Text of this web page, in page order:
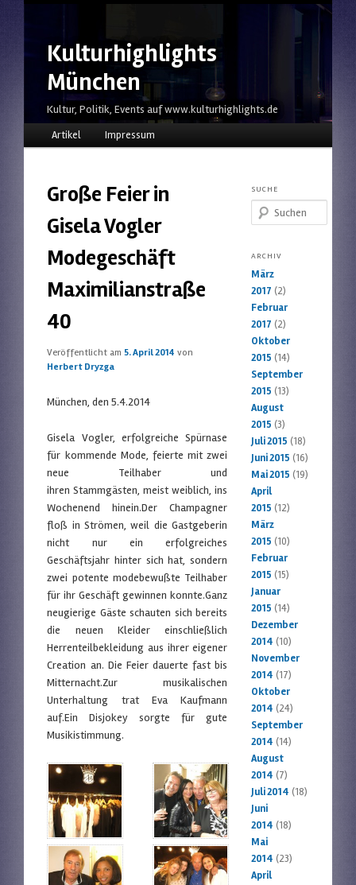
Kulturhighlights
München
Kultur, Politik, Events auf www.kulturhighlights.de
HauptmenüZum Inhalt wechseln
Zum sekundären Inhalt wechseln
Artikel Impressum
Große Feier in
Gisela Vogler
Modegeschäft
Maximilianstraße
40
Veröffentlicht am5. April 2014 von
Herbert Dryzga
München, den 5.4.2014
Gisela Vogler, erfolgreiche Spürnase
für kommende Mode, feierte mit zwei
neue Teilhaber und
ihren Stammgästen, meist weiblich, ins
Wochenend hinein.Der Champagner
floß in Strömen, weil die Gastgeberin
nicht nur ein erfolgreiches
Geschäftsjahr hinter sich hat, sondern
zwei potente modebewußte Teilhaber
für ihr Geschäft gewinnen konnte.Ganz
neugierige Gäste schauten sich bereits
die neuen Kleider einschließlich
Herrenteilbekleidung aus ihrer eigener
Creation an. Die Feier dauerte fast bis
Mitternacht.Zur musikalischen
Unterhaltung trat Eva Kaufmann
auf.Ein Disjokey sorgte für gute
Musikistimmung.
SUCHE
Suchen
ARCHIV
März
2017 (2)
Februar
2017 (2)
Oktober
2015 (14)
September
2015 (13)
August
2015 (3)
Juli 2015 (18)
Juni 2015 (16)
Mai 2015 (19)
April
2015 (12)
März
2015 (10)
Februar
2015 (15)
Januar
2015 (14)
Dezember
2014 (10)
November
2014 (17)
Oktober
2014 (24)
September
2014 (14)
August
2014 (7)
Juli 2014 (18)
Juni
2014 (18)
Mai
2014 (23)
April